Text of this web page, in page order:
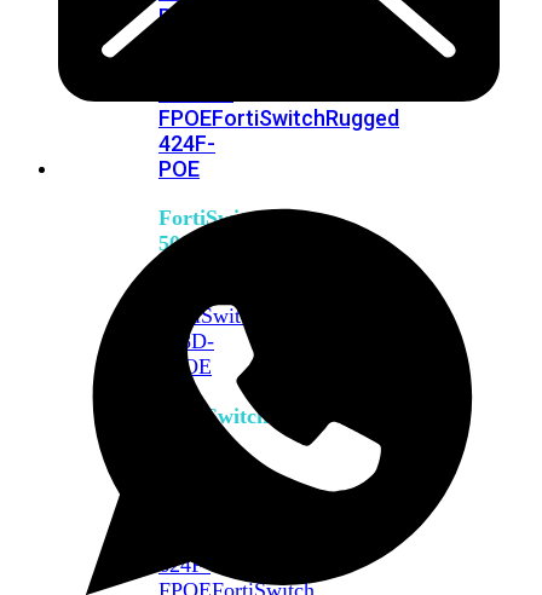
POE
FPOEFortiSwitchRugged
424F-
POE
FortiSwitch
500
FortiSwitch
548D-
FPOE
FortiSwitch
624F-
FPOEFortiSwitch